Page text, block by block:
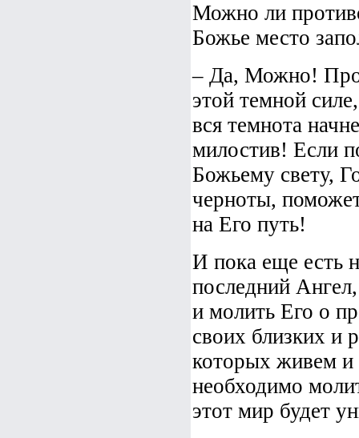
Можно ли
Божье место
– Да, Можно!
этой темной
вся темнота
милостив! Если
Божьему свету,
черноты,
на Его путь!
И пока еще есть
последний
и молить Его о
своих близких и
которых живем и
необходимо
этот мир будет